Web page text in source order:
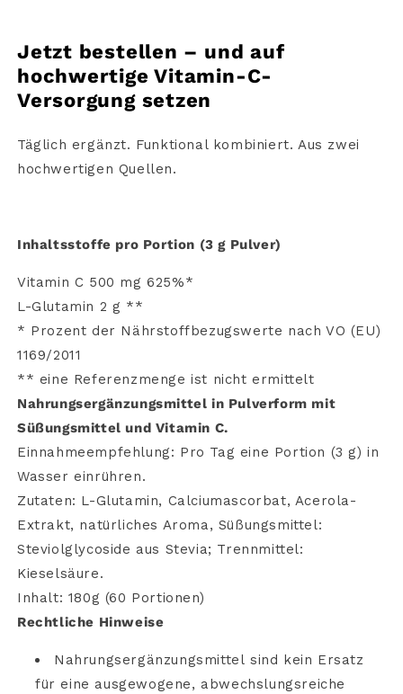
Jetzt bestellen – undauf
hochwertigeVitamin-C-
Versorgung setzen
Täglich ergänzt. Funktional kombiniert. Aus zwei
hochwertigen Quellen.
Inhaltsstoffe pro Portion (3 g Pulver)
Vitamin C 500 mg 625%*
L-Glutamin 2 g **
* Prozent der Nährstoffbezugswerte nach VO (EU)
1169/2011
** eine Referenzmenge ist nicht ermittelt
Nahrungsergänzungsmittel in Pulverform mit
Süßungsmittel und Vitamin C.
Einnahmeempfehlung: Pro Tag eine Portion (3 g) in
Wasser einrühren.
Zutaten: L-Glutamin, Calciumascorbat, Acerola-
Extrakt, natürliches Aroma, Süßungsmittel:
Steviolglycoside aus Stevia; Trennmittel:
Kieselsäure.
Inhalt: 180g (60 Portionen)
Rechtliche Hinweise
Nahrungsergänzungsmittelsind kein Ersatz
füreine ausgewogene, abwechslungsreiche